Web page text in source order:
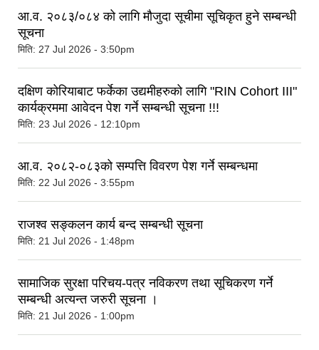
आ.व. २०८३/०८४ को लागि मौजुदा सूचीमा सूचिकृत हुने सम्बन्धी
सूचना
मिति: 27 Jul 2026 - 3:50pm
दक्षिण कोरियाबाट फर्केका उद्यमीहरुको लागि "RIN Cohort III"
कार्यक्रममा आवेदन पेश गर्ने सम्बन्धी सूचना !!!
मिति: 23 Jul 2026 - 12:10pm
आ.व. २०८२-०८३को सम्पत्ति विवरण पेश गर्ने सम्बन्धमा
मिति: 22 Jul 2026 - 3:55pm
राजश्व सङ्कलन कार्य बन्द सम्बन्धी सूचना
मिति: 21 Jul 2026 - 1:48pm
सामाजिक सुरक्षा परिचय-पत्र नविकरण तथा सूचिकरण गर्ने
सम्बन्धी अत्यन्त जरुरी सूचना ।
मिति: 21 Jul 2026 - 1:00pm